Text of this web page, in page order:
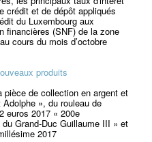
crédit et de dépôt appliqués
du Luxembourg aux
financières (SNF) de la zone
cours du mois d’octobre
produits
de collection en argent et
», du rouleau de
euros 2017 « 200e
Grand-Duc Guillaume III » et
2017